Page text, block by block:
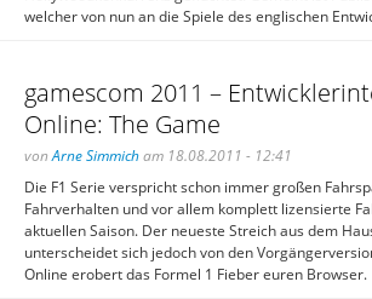
welcher von nun an die Spiele des englischen
gamescom 2011 –
Online: The Game
vonArne Simmicham 18.08.2011 - 12:41
Die F1 Serie verspricht schon immer großen
Fahrverhalten und vor allem komplett lizensierte
aktuellen Saison. Der neueste Streich aus dem
unterscheidet sich jedoch von den
Online erobert das Formel 1 Fieber euren Browser.